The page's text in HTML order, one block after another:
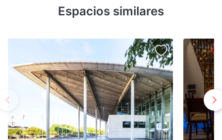
Espacios similares